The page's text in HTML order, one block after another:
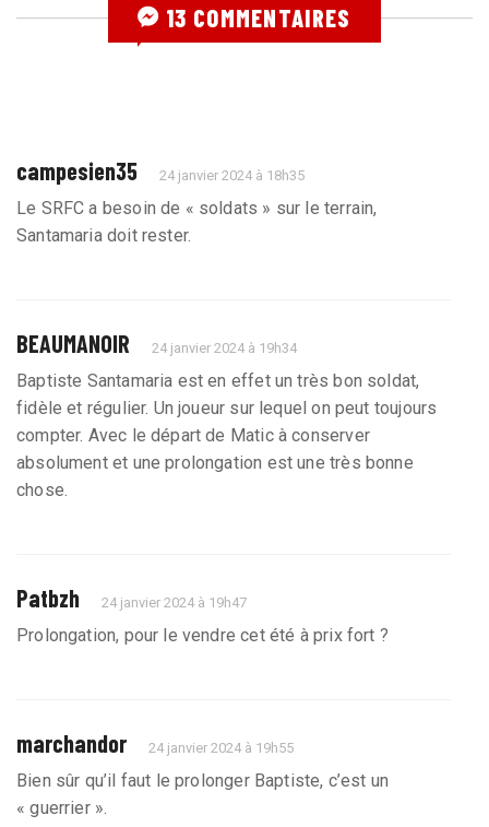
13 COMMENTAIRES
campesien35 24 janvier 2024 à 18h35
Le SRFC a besoin de « soldats » sur le terrain,
Santamaria doit rester.
BEAUMANOIR 24 janvier 2024 à 19h34
Baptiste Santamaria est en effet un très bon soldat,
fidèle et régulier. Un joueur sur lequel on peut toujours
compter. Avec le départ de Matic à conserver
absolument et une prolongation est une très bonne
chose.
Patbzh 24 janvier 2024 à 19h47
Prolongation, pour le vendre cet été à prix fort ?
marchandor 24 janvier 2024 à 19h55
Bien sûr qu’il faut le prolonger Baptiste, c’est un
« guerrier ».